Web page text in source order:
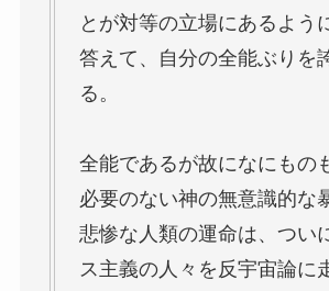
とが対等の立場にあるよう
答えて、自分の全能ぶりを
る。
全能であるが故になにもの
必要のない神の無意識的な
悲惨な人類の運命は、つい
ス主義の人々を反宇宙論に